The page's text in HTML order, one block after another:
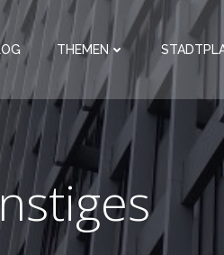
THEMEN